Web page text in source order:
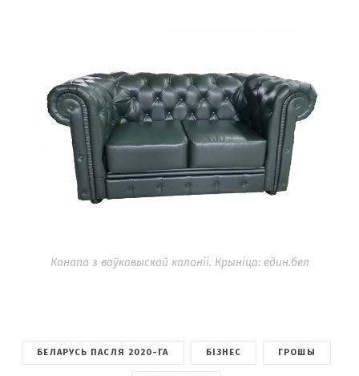
Канапа з ваўкавыскай калоніі. Крыніца: един.бел
БЕЛАРУСЬ ПАСЛЯ 2020-ГА БІЗНЕС ГРОШЫ